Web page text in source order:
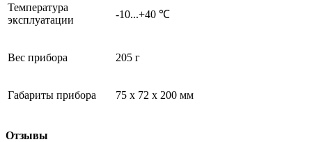
Температура
эксплуатации
-10...+40 ℃
Вес прибора 205 г
Габариты прибора 75 х 72 х 200 мм
Отзывы